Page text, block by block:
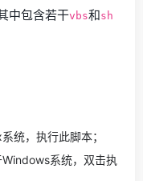
中包含若干vbs和sh
统，执行此脚本；
Windows系统，双击执